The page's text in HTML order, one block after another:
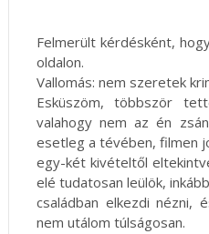
Felmerült kérdésként,
oldalon.
Vallomás: nem szeretek
Esküszöm, többször
valahogy nem az én
esetleg a tévében, filmen
egy-két kivételtől
elé tudatosan leülök,
családban elkezdi nézni,
nem utálom túlságosan.